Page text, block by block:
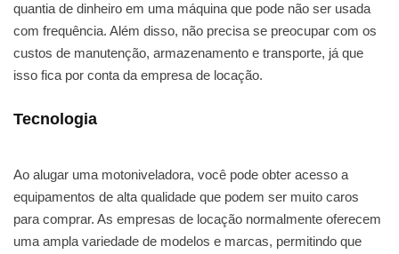
quantia de dinheiro em uma máquina que pode não ser usada
com frequência. Além disso, não precisa se preocupar com os
custos de manutenção, armazenamento e transporte, já que
isso fica por conta da empresa de locação.
Tecnologia
Ao alugar uma motoniveladora, você pode obter acesso a
equipamentos de alta qualidade que podem ser muito caros
para comprar. As empresas de locação normalmente oferecem
uma ampla variedade de modelos e marcas, permitindo que